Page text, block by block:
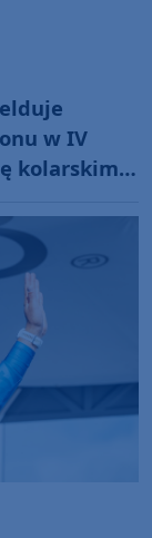
w IV
kolarskim